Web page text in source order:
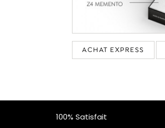
ACHAT EXPRESS
100% Satisfait